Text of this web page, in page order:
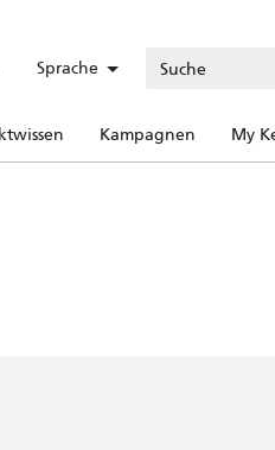
Sprache
Kampagnen My